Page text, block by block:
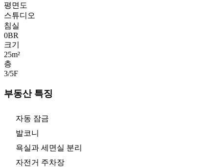
평면도
스튜디오
침실
0BR
크기
25m²
층
3/5F
부동산 특징
자동 잠금
발코니
욕실과 세면실 분리
자전거 주차장